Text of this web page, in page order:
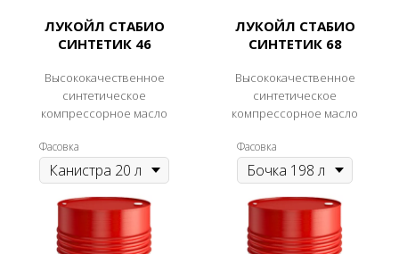
ЛУКОЙЛ СТАБИО
СИНТЕТИК 46
Высококачественное
синтетическое
компрессорное масло
Фасовка
ЛУКОЙЛ СТАБИО
СИНТЕТИК 68
Высококачественное
синтетическое
компрессорное масло
Фасовка